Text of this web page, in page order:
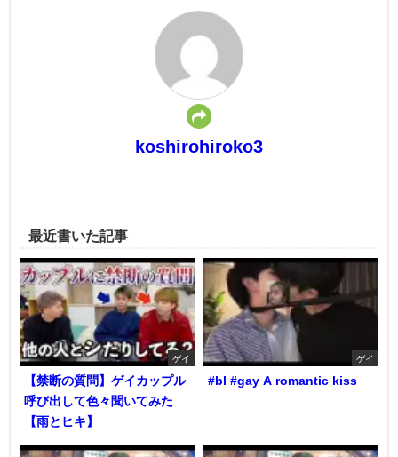
koshirohiroko3
最近書いた記事
ゲイ
【禁断の質問】ゲイカップル
呼び出して色々聞いてみた
【雨とヒキ】
ゲイ
#bl #gay A romantic kiss